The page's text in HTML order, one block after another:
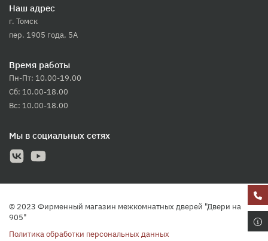
Наш адрес
г. Томск
пер. 1905 года, 5А
Время работы
Пн-Пт: 10.00-19.00
Сб: 10.00-18.00
Вс: 10.00-18.00
Мы в социальных сетях
© 2023 Фирменный магазин межкомнатных дверей "Двери на
905"
Политика обработки персональных данных